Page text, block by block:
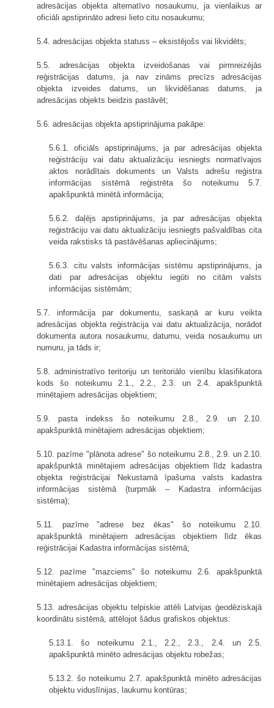
adresācijas objekta alternatīvo nosaukumu, ja vienlaikus ar
oficiāli apstiprināto adresi lieto citu nosaukumu;
5.4. adresācijas objekta statuss – eksistējošs vai likvidēts;
5.5. adresācijas objekta izveidošanas vai pirmreizējās
reģistrācijas datums, ja nav zināms precīzs adresācijas
objekta izveides datums, un likvidēšanas datums, ja
adresācijas objekts beidzis pastāvēt;
5.6. adresācijas objekta apstiprinājuma pakāpe:
5.6.1. oficiāls apstiprinājums, ja par adresācijas objekta
reģistrāciju vai datu aktualizāciju iesniegts normatīvajos
aktos norādītais dokuments un Valsts adrešu reģistra
informācijas sistēmā reģistrēta šo noteikumu 5.7.
apakšpunktā minētā informācija;
5.6.2. daļējs apstiprinājums, ja par adresācijas objekta
reģistrāciju vai datu aktualizāciju iesniegts pašvaldības cita
veida rakstisks tā pastāvēšanas apliecinājums;
5.6.3. citu valsts informācijas sistēmu apstiprinājums, ja
dati par adresācijas objektu iegūti no citām valsts
informācijas sistēmām;
5.7. informācija par dokumentu, saskaņā ar kuru veikta
adresācijas objekta reģistrācija vai datu aktualizācija, norādot
dokumenta autora nosaukumu, datumu, veida nosaukumu un
numuru, ja tāds ir;
5.8. administratīvo teritoriju un teritoriālo vienību klasifikatora
kods šo noteikumu 2.1., 2.2., 2.3. un 2.4. apakšpunktā
minētajiem adresācijas objektiem;
5.9. pasta indekss šo noteikumu 2.8., 2.9. un 2.10.
apakšpunktā minētajiem adresācijas objektiem;
5.10. pazīme "plānota adrese" šo noteikumu 2.8., 2.9. un 2.10.
apakšpunktā minētajiem adresācijas objektiem līdz kadastra
objekta reģistrācijai Nekustamā īpašuma valsts kadastra
informācijas sistēmā (turpmāk – Kadastra informācijas
sistēma);
5.11. pazīme "adrese bez ēkas" šo noteikumu 2.10.
apakšpunktā minētajiem adresācijas objektiem līdz ēkas
reģistrācijai Kadastra informācijas sistēmā;
5.12. pazīme "mazciems" šo noteikumu 2.6. apakšpunktā
minētajiem adresācijas objektiem;
5.13. adresācijas objektu telpiskie attēli Latvijas ģeodēziskajā
koordinātu sistēmā, attēlojot šādus grafiskos objektus:
5.13.1. šo noteikumu 2.1., 2.2., 2.3., 2.4. un 2.5.
apakšpunktā minēto adresācijas objektu robežas;
5.13.2. šo noteikumu 2.7. apakšpunktā minēto adresācijas
objektu viduslīnijas, laukumu kontūras;